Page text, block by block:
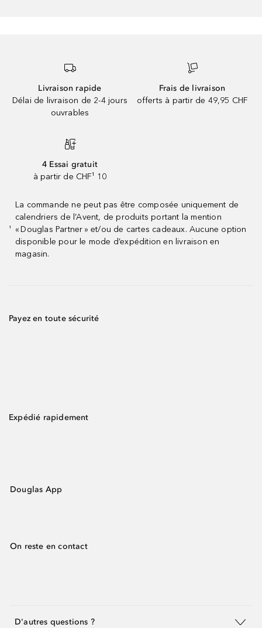
Livraison rapide
Délai de livraison de 2-4 jours
ouvrables
Frais de livraison
offerts à partir de 49,95 CHF
4 Essai gratuit
à partir de CHF¹ 10
¹
La commande ne peut pas être composée uniquement de
calendriers de l’Avent, de produits portant la mention
« Douglas Partner » et/ou de cartes cadeaux. Aucune option
disponible pour le mode d’expédition en livraison en
magasin.
Payez en toute sécurité
Expédié rapidement
Douglas App
On reste en contact
D'autres questions ?